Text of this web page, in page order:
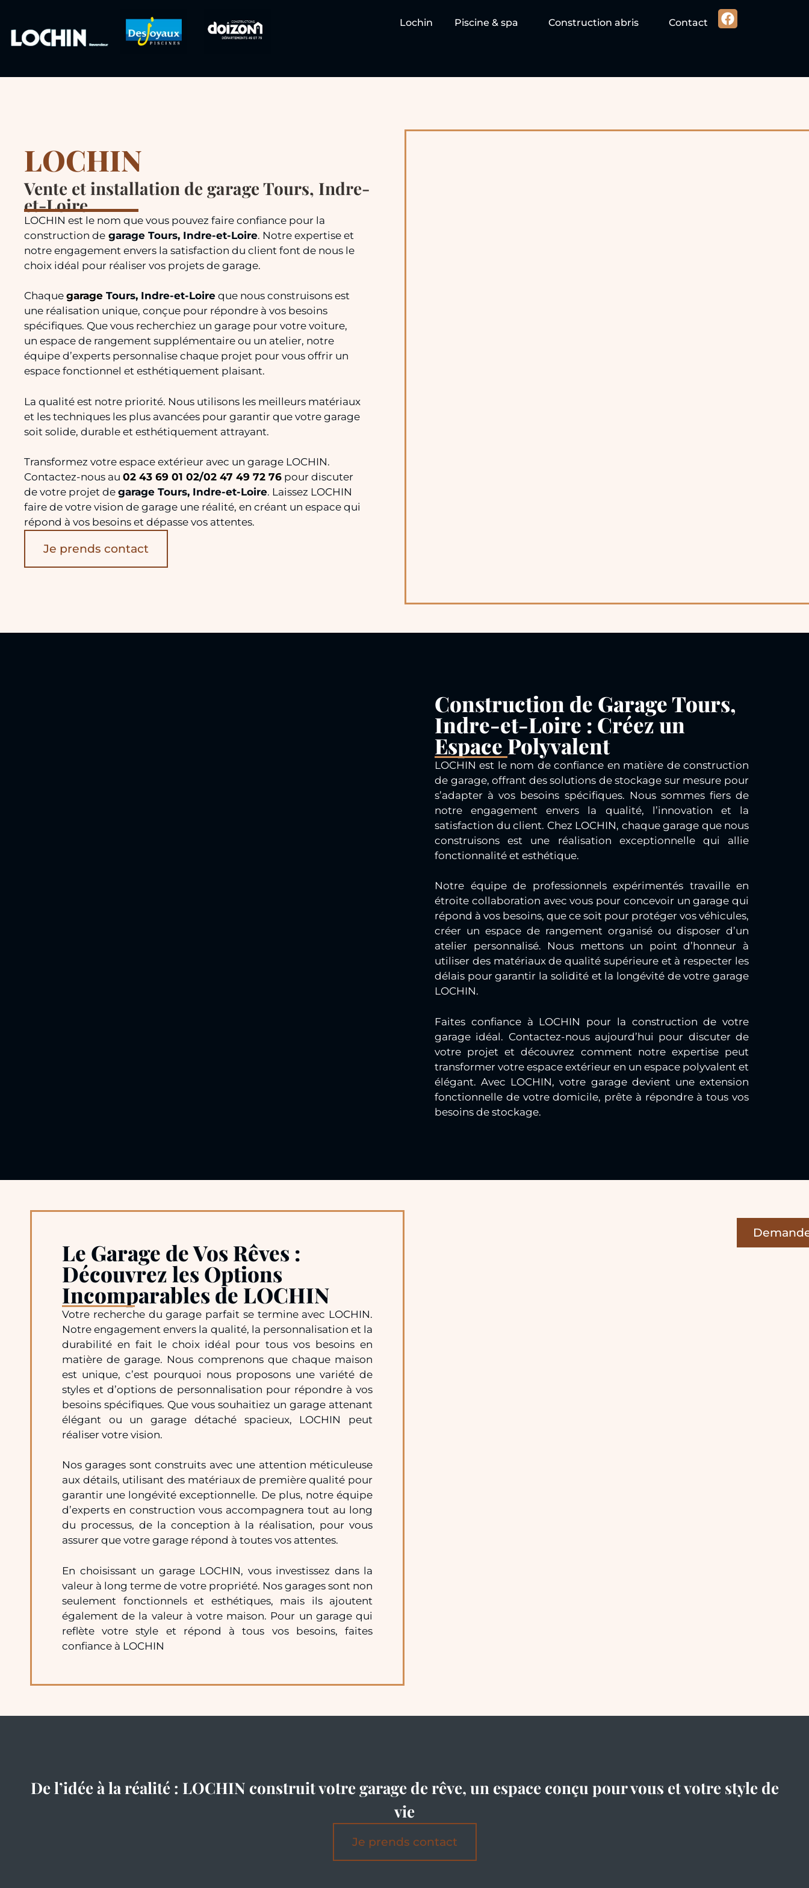
Lochin Piscine & spa Construction abris Contact
LOCHIN
Vente et installation de garage Tours, Indre-
et-Loire
LOCHIN est le nom que vous pouvez faire confiance pour la
construction de garage Tours, Indre-et-Loire. Notre expertise et
notre engagement envers la satisfaction du client font de nous le
choix idéal pour réaliser vos projets de garage.
Chaquegarage Tours, Indre-et-Loire que nous construisons est
une réalisation unique, conçue pour répondre à vos besoins
spécifiques. Que vous recherchiez un garage pour votre voiture,
un espace de rangement supplémentaire ou un atelier, notre
équipe d’experts personnalise chaque projet pour vous offrir un
espace fonctionnel et esthétiquement plaisant.
La qualité est notre priorité. Nous utilisons les meilleurs matériaux
et les techniques les plus avancées pour garantir que votre garage
soit solide, durable et esthétiquement attrayant.
Transformez votre espace extérieur avec un garage LOCHIN.
Contactez-nous au02 43 69 01 02/02 47 49 72 76 pour discuter
de votre projet degarage Tours, Indre-et-Loire. Laissez LOCHIN
faire de votre vision de garage une réalité, en créant un espace qui
répond à vos besoins et dépasse vos attentes.
Je prends contact
Construction de Garage Tours,
Indre-et-Loire : Créez un
Espace Polyvalent
LOCHIN est le nom de confiance en matière de construction
de garage, offrant des solutions de stockage sur mesure pour
s’adapter à vos besoins spécifiques. Nous sommes fiers de
notre engagement envers la qualité, l’innovation et la
satisfaction du client. Chez LOCHIN, chaque garage que nous
construisons est une réalisation exceptionnelle qui allie
fonctionnalité et esthétique.
Notre équipe de professionnels expérimentés travaille en
étroite collaboration avec vous pour concevoir un garage qui
répond à vos besoins, que ce soit pour protéger vos véhicules,
créer un espace de rangement organisé ou disposer d’un
atelier personnalisé. Nous mettons un point d’honneur à
utiliser des matériaux de qualité supérieure et à respecter les
délais pour garantir la solidité et la longévité de votre garage
LOCHIN.
Faites confiance à LOCHIN pour la construction de votre
garage idéal. Contactez-nous aujourd’hui pour discuter de
votre projet et découvrez comment notre expertise peut
transformer votre espace extérieur en un espace polyvalent et
élégant. Avec LOCHIN, votre garage devient une extension
fonctionnelle de votre domicile, prête à répondre à tous vos
besoins de stockage.
Le Garage de Vos Rêves :
Découvrez les Options
Incomparables de LOCHIN
Votre recherche du garage parfait se termine avec LOCHIN.
Notre engagement envers la qualité, la personnalisation et la
durabilité en fait le choix idéal pour tous vos besoins en
matière de garage. Nous comprenons que chaque maison
est unique, c’est pourquoi nous proposons une variété de
styles et d’options de personnalisation pour répondre à vos
besoins spécifiques. Que vous souhaitiez un garage attenant
élégant ou un garage détaché spacieux, LOCHIN peut
réaliser votre vision.
Nos garages sont construits avec une attention méticuleuse
aux détails, utilisant des matériaux de première qualité pour
garantir une longévité exceptionnelle. De plus, notre équipe
d’experts en construction vous accompagnera tout au long
du processus, de la conception à la réalisation, pour vous
assurer que votre garage répond à toutes vos attentes.
En choisissant un garage LOCHIN, vous investissez dans la
valeur à long terme de votre propriété. Nos garages sont non
seulement fonctionnels et esthétiques, mais ils ajoutent
également de la valeur à votre maison. Pour un garage qui
reflète votre style et répond à tous vos besoins, faites
confiance à LOCHIN
De l’idée à la réalité : LOCHIN construit votre garage de rêve, un espace conçu pour vous et votre style de
vie
Je prends contact